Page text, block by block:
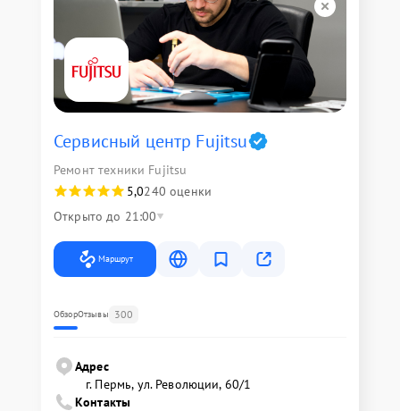
Сервисный центр Fujitsu
Ремонт техники Fujitsu
5,0240 оценки
Открыто до 21:00
Маршрут
ОбзорОтзывы 300
Адрес
г. Пермь, ул. ​Революции, 60/1
Контакты